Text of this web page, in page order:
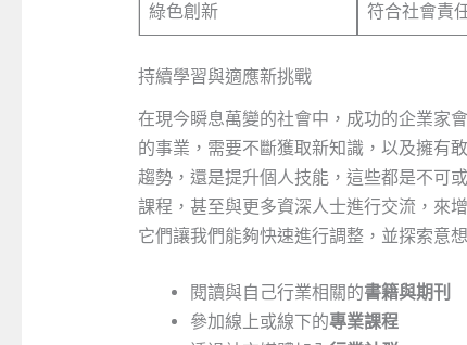
綠色創新 符合社會責
持續學習與適應新挑戰
在現今瞬息萬變的社會中，成功的企業家
的事業，需要不斷獲取新知識，以及擁有
趨勢，還是提升個人技能，這些都是不可
課程，甚至與更多資深人士進行交流，來
它們讓我們能夠快速進行調整，並探索意
閱讀與自己行業相關的書籍與期刊
參加線上或線下的專業課程